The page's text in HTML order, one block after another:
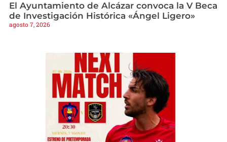
El Ayuntamiento de Alcázar convoca la V Beca
de Investigación Histórica «Ángel Ligero»
agosto 7, 2026